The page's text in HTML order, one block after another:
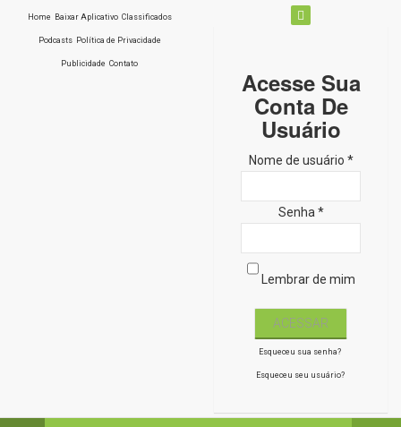
Home Baixar Aplicativo Classificados
Podcasts Política de Privacidade
Publicidade Contato
Acesse Sua
Conta De
Usuário
Nome de usuário *
Senha *
Lembrar de mim
Esqueceu sua senha?
Esqueceu seu usuário?